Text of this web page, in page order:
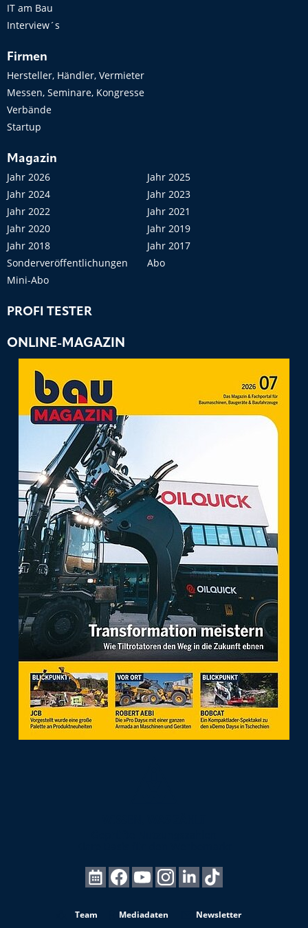
IT am Bau
Interview´s
Firmen
Hersteller, Händler, Vermieter
Messen, Seminare, Kongresse
Verbände
Startup
Magazin
Jahr 2026
Jahr 2025
Jahr 2024
Jahr 2023
Jahr 2022
Jahr 2021
Jahr 2020
Jahr 2019
Jahr 2018
Jahr 2017
Sonderveröffentlichungen
Abo
Mini-Abo
PROFI TESTER
ONLINE-MAGAZIN
Team Mediadaten Newsletter